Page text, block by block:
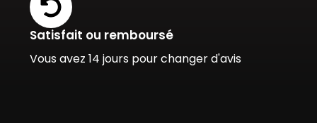
Satisfait ou remboursé
Vous avez 14 jours pour changer d'avis